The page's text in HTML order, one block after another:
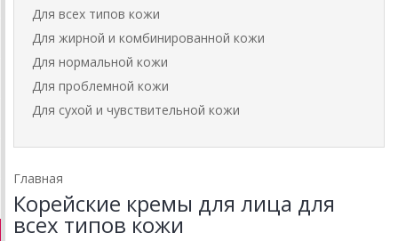
Для всех типов кожи
Для жирной и комбинированной кожи
Для нормальной кожи
Для проблемной кожи
Для сухой и чувствительной кожи
Главная
Корейские кремы для лица для
всех типов кожи